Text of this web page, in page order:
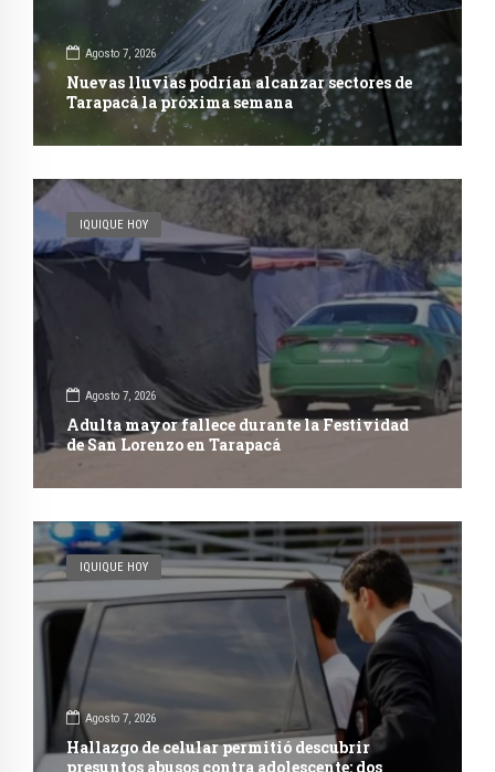
Agosto 7, 2026
Nuevas lluvias podrían alcanzar sectores de
Tarapacá la próxima semana
IQUIQUE HOY
Agosto 7, 2026
Adulta mayor fallece durante la Festividad
de San Lorenzo en Tarapacá
IQUIQUE HOY
Agosto 7, 2026
Hallazgo de celular permitió descubrir
presuntos abusos contra adolescente: dos